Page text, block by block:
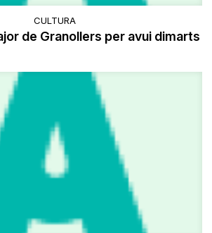
CULTURA
de Granollers per avui dimarts